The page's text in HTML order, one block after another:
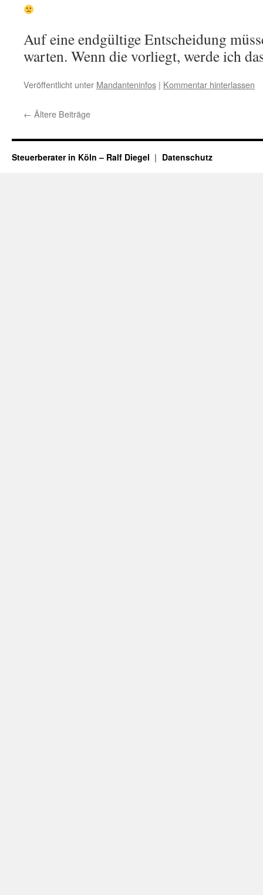
Auf eine endgültige Entscheidung
warten. Wenn die vorliegt, werde ich
Veröffentlicht unter Mandanteninfos | Kommentar hinterlassen
← Ältere Beiträge
Steuerberater in Köln – Ralf Diegel Datenschutz